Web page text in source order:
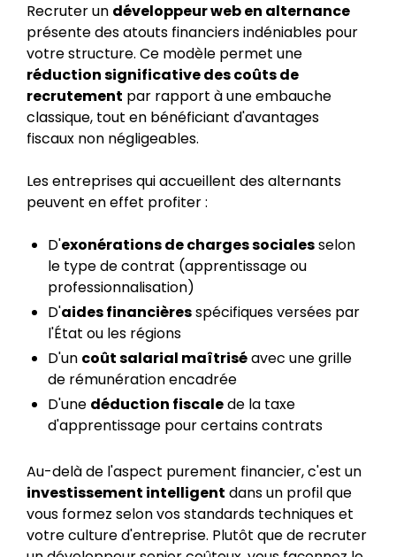
Recruter un développeur web en alternance
présente des atouts financiers indéniables pour
votre structure. Ce modèle permet une
réduction significative des coûts de
recrutement par rapport à une embauche
classique, tout en bénéficiant d'avantages
fiscaux non négligeables.
Les entreprises qui accueillent des alternants
peuvent en effet profiter :
D'exonérations de charges socialesselon
le type de contrat (apprentissage ou
professionnalisation)
D'aides financièresspécifiques versées par
l'État ou les régions
D'un coût salarial maîtriséavec une grille
de rémunération encadrée
D'une déduction fiscalede la taxe
d'apprentissage pour certains contrats
Au-delà de l'aspect purement financier, c'est un
investissement intelligent dans un profil que
vous formez selon vos standards techniques et
votre culture d'entreprise. Plutôt que de recruter